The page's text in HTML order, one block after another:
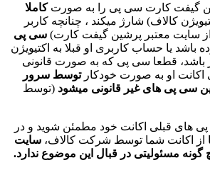
گیفت کارت سی پی را به صورتکاملا
کالاف) شارژ میکند ، چنانچه کاربر
از سایت معتبر پرشین گیفت کارت) سی پی
باشد یا حساب کاربری او قبلا به اکتیویژن
باشد، قطعا سی پی که به صورت قانونی
اکانت او به صورت خودکارتوسط سرور
سی پی های غیر قانونی میشود (توسط
پی های قبلی اکانت خود مطمئن شوید و در
اکانت شما توسط شرکت کالاف، سایت
مسئولیتی در قبال این موضوع ندارد.